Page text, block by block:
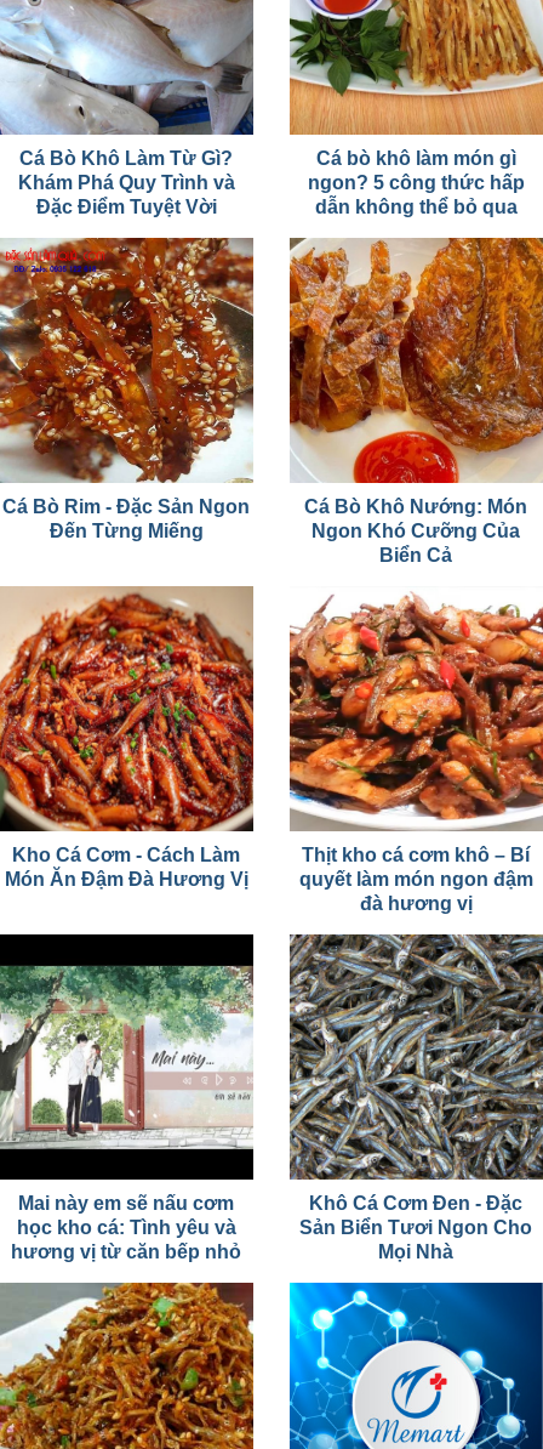
Cá Bò Khô Làm Từ Gì?
Khám Phá Quy Trình và
Đặc Điểm Tuyệt Vời
Cá bò khô làm món gì
ngon? 5 công thức hấp
dẫn không thể bỏ qua
Cá Bò Rim - Đặc Sản Ngon
Đến Từng Miếng
Cá Bò Khô Nướng: Món
Ngon Khó Cưỡng Của
Biển Cả
Kho Cá Cơm - Cách Làm
Món Ăn Đậm Đà Hương Vị
Thịt kho cá cơm khô – Bí
quyết làm món ngon đậm
đà hương vị
Mai này em sẽ nấu cơm
học kho cá: Tình yêu và
hương vị từ căn bếp nhỏ
Khô Cá Cơm Đen - Đặc
Sản Biển Tươi Ngon Cho
Mọi Nhà